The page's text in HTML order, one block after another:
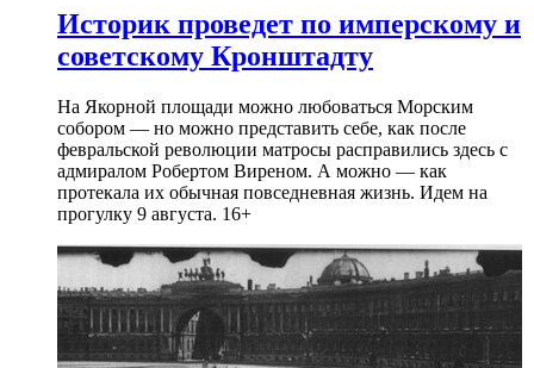
Историк проведет по имперскому и
советскому Кронштадту
На Якорной площади можно любоваться Морским
собором — но можно представить себе, как после
февральской революции матросы расправились здесь с
адмиралом Робертом Виреном. А можно — как
протекала их обычная повседневная жизнь. Идем на
прогулку 9 августа. 16+